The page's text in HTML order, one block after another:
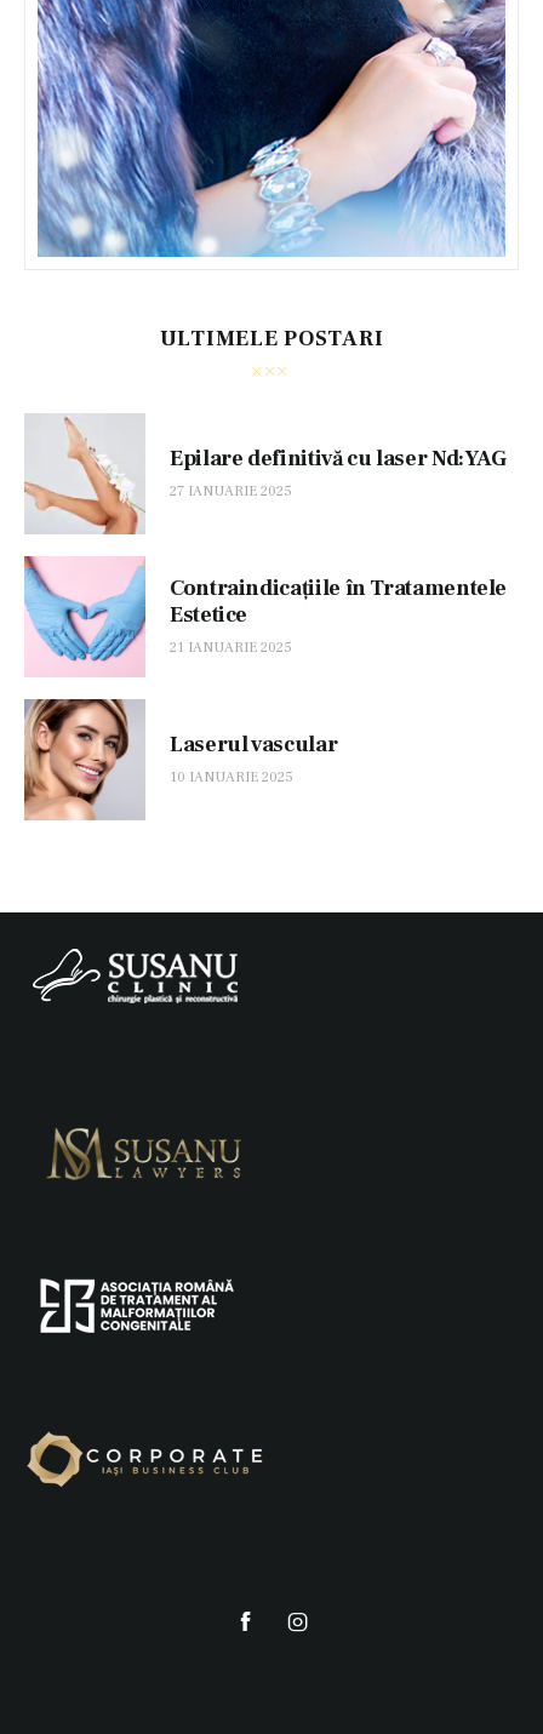
ULTIMELE POSTARI
Epilare definitivă cu laser Nd:YAG
27 IANUARIE 2025
Contraindicațiile în Tratamentele
Estetice
21 IANUARIE 2025
Laserul vascular
10 IANUARIE 2025